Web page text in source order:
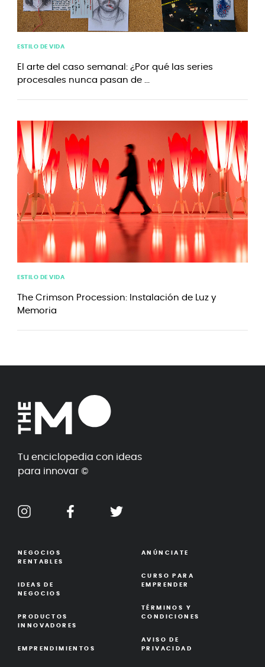
ESTILO DE VIDA
El arte del caso semanal: ¿Por qué las series
procesales nunca pasan de ...
ESTILO DE VIDA
The Crimson Procession: Instalación de Luz y
Memoria
Tu enciclopedia con ideas
para innovar ©
NEGOCIOS
RENTABLES
IDEAS DE
NEGOCIOS
PRODUCTOS
INNOVADORES
EMPRENDIMIENTOS
ANÚNCIATE
CURSO PARA
EMPRENDER
TÉRMINOS Y
CONDICIONES
AVISO DE
PRIVACIDAD